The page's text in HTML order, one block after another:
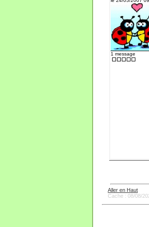
1 message
Aller en Haut
Cache : 08/08/